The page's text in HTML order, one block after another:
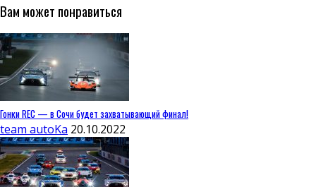
Вам может понравиться
Гонки REC — в Сочи будет захватывающий финал!
team autoKa 20.10.2022